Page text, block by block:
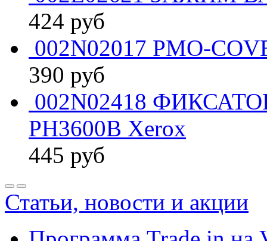
424 руб
002N02017 PMO-
390 руб
002N02418
PH3600B Xerox
445 руб
Статьи, новости и акции